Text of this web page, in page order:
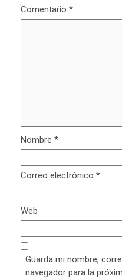
Comentario *
Nombre *
Correo electrónico *
Web
Guarda mi nombre,
navegador para la